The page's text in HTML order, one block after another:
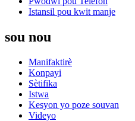
Istansil pou kwit manje
sou nou
Manifaktirè
Konpayi
Sètifika
Istwa
Kesyon yo poze souvan
Videyo